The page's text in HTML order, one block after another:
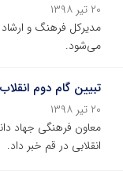
۲۰ تیر ۱۳۹۸
مدیرکل فرهنگ و
می‌شود.
تبیین گام دوم
۲۰ تیر ۱۳۹۸
معاون فرهنگی جهاد
انقلابی در قم خبر داد.